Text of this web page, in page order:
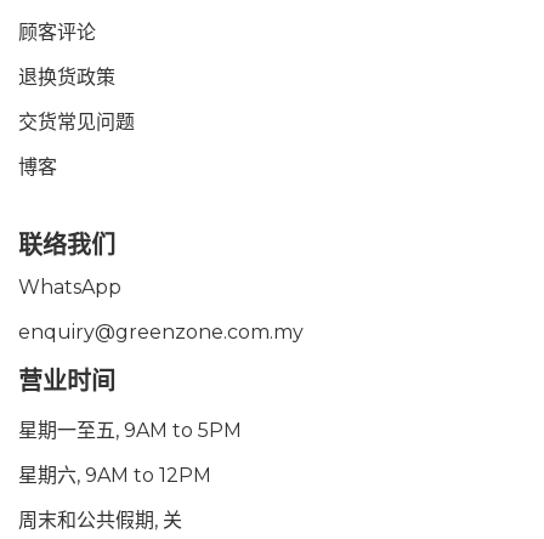
顾客评论
退换货政策
交货常见问题
博客
联络我们
WhatsApp
enquiry@greenzone.com.my
营业时间
星期一至五, 9AM to 5PM
星期六, 9AM to 12PM
周末和公共假期, 关